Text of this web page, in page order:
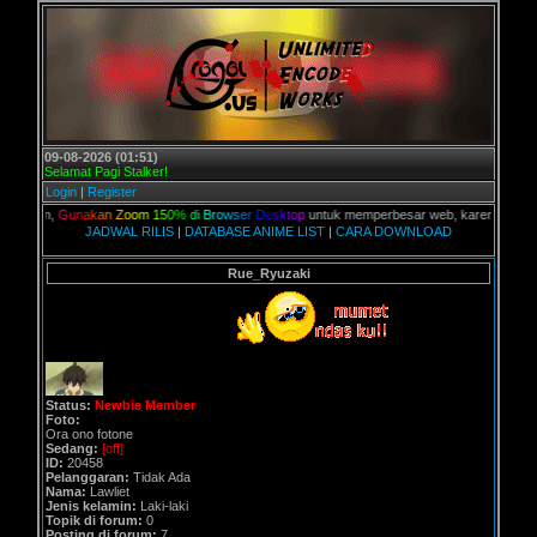
09-08-2026 (01:51)
Selamat Pagi Stalker!
Login | Register
un akan Zoom 150% di Browser Des ktopuntuk memperbesar web, karena aslinya
JADWAL RILIS | DATABASE ANIME LIST | CARA DOWNLOAD
Rue_Ryuzaki
Status: Newbie Member
Foto:
Ora ono fotone
Sedang: [off]
ID: 20458
Pelanggaran: Tidak Ada
Nama: Lawliet
Jenis kelamin: Laki-laki
Topik di forum: 0